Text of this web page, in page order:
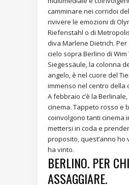
camminare nei corridoi
rivivere le emozioni di
Riefenstahl o di
diva Marlene Dietrich. Per
cielo sopra Berlino di Wim
Siegessäule, la colonna
angelo, è nel cuore del
immenso nel centro della
A febbraio c’è la
cinema. Tappeto rosso e
coinvolgono tanti cinema
mettersi in coda e
proposito, quest’anno ho
ha vinto.
BERLINO. PER
ASSAGGIARE.